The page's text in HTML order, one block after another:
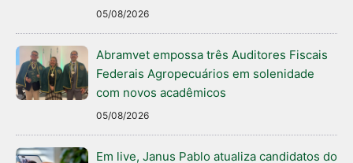
05/08/2026
Abramvet empossa três Auditores Fiscais
Federais Agropecuários em solenidade
com novos acadêmicos
05/08/2026
Em live, Janus Pablo atualiza candidatos do